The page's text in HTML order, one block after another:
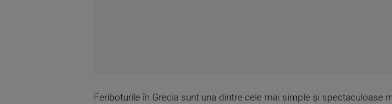
Feriboturile în Grecia sunt una dintre cele mai simple și spectaculoase